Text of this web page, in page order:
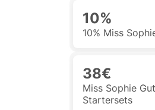
10%
10% Miss
38€
Miss Sophie
Startersets